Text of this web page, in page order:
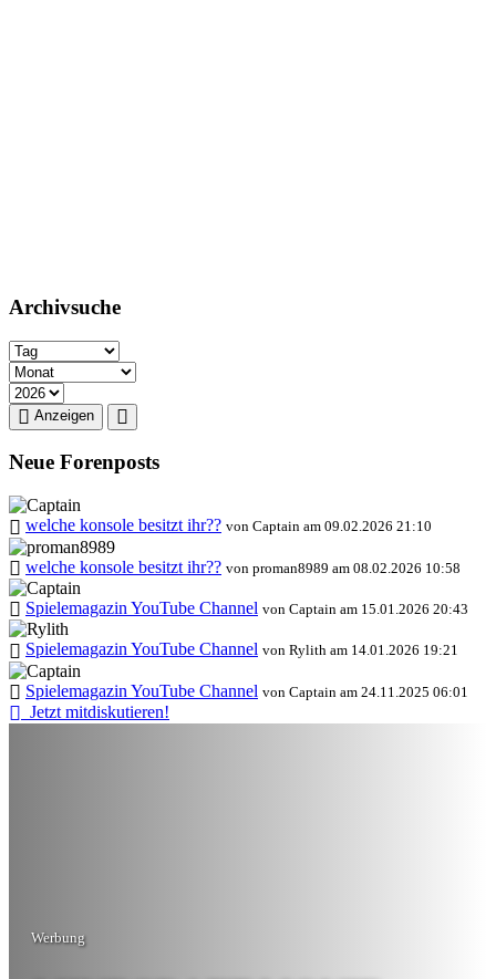
Archivsuche
Anzeigen
Neue Forenposts
welche konsole besitzt ihr?? von Captain am 09.02.2026 21:10
welche konsole besitzt ihr?? von proman8989 am 08.02.2026 10:58
Spielemagazin YouTube Channel von Captain am 15.01.2026 20:43
Spielemagazin YouTube Channel von Rylith am 14.01.2026 19:21
Spielemagazin YouTube Channel von Captain am 24.11.2025 06:01
Jetzt mitdiskutieren!
Werbung